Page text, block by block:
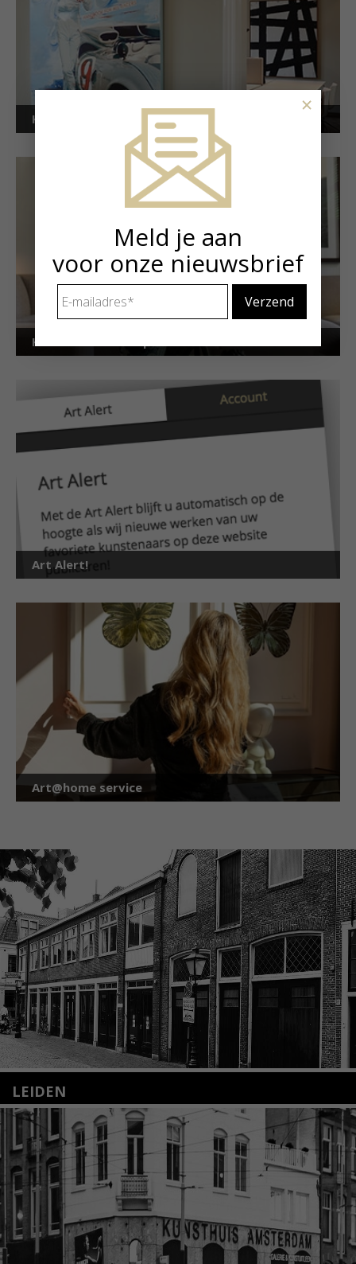
Kunstuitleen voor bedrijven
Kunstuitleen voor particulieren
Art Alert!
Art@home service
LEIDEN
Nieuwstraat 35
2312 KA Leiden
+31(0)71 – 52 84 480
info@kunsthuisleiden.nl
Lees meer
Meld je aan
voor onze nieuwsbrief
mailadres *
×